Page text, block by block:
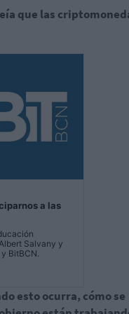
que las
a las
Salvany y
BitBCN.
esto ocurra, cómo se